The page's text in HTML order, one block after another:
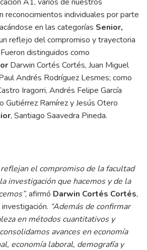
reconocimientos individuales por parte
en las categorías Senior,
reflejo del compromiso y trayectoria
distinguidos como
Darwin Cortés Cortés, Juan Miguel
Andrés Rodríguez Lesmes; como
Iragorri, Andrés Felipe García
Gutiérrez Ramírez y Jesús Otero
, Santiago Saavedra Pineda.
el compromiso de la facultad
investigación que hacemos y de la
, afirmó Darwin Cortés Cortés,
“Además de confirmar
en métodos cuantitativos y
avances en economía
economía laboral, demografía y